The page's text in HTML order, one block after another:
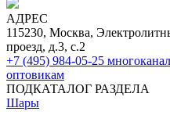
АДРЕС
115230, Москва,
проезд, д.3, с.2
+7 (495) 984-05-25
оптовикам
ПОДКАТАЛОГ РАЗДЕЛА
Шары